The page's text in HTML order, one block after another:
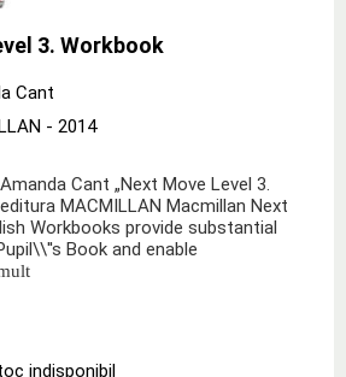
3. Workbook
Cant
- 2014
Cant „Next Move Level 3.
MACMILLAN Macmillan Next
Workbooks provide substantial
Book and enable
indisponibil